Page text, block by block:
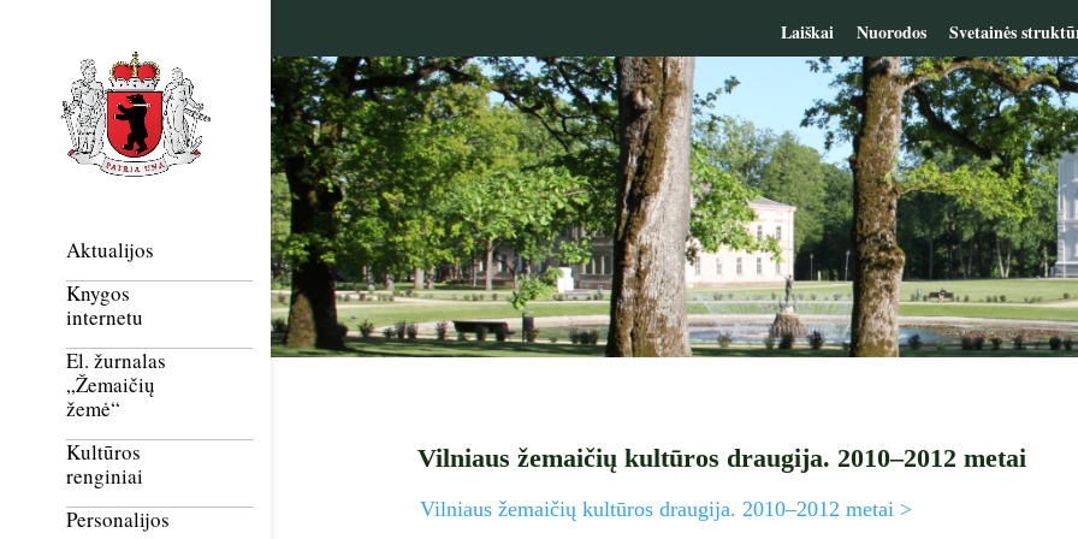
Laiškai Nuorodos Svetainės
Aktualijos
Knygos
internetu
El. žurnalas
„Žemaičių
žemė“
Kultūros
renginiai
Personalijos
Vilniaus žemaičių kultūros draugija. 2010–2012 metai
Vilniaus žemaičių kultūros draugija. 2010–2012 metai >